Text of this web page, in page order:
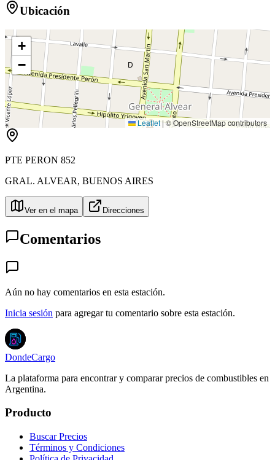
Ubicación
D
+
−
Leaflet|© OpenStreetMap contributors
PTE PERON 852
GRAL. ALVEAR, BUENOS AIRES
Ver en el mapa Direcciones
Comentarios
Aún no hay comentarios en esta estación.
Inicia sesión para agregar tu comentario sobre esta estación.
DondeCargo
La plataforma para encontrar y comparar precios de combustibles en
Argentina.
Producto
Buscar Precios
Términos y Condiciones